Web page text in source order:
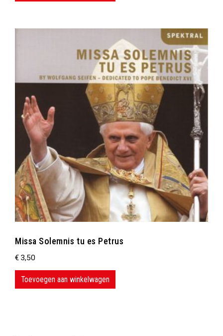
Missa Solemnis tu es Petrus
€ 3,50
Toevoegen aan winkelwagen